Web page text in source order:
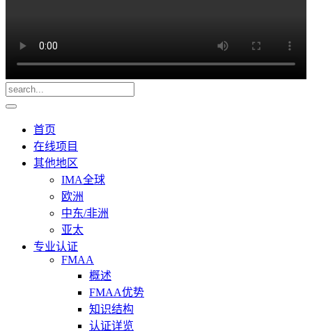
首页
在线项目
其他地区
IMA全球
欧洲
中东/非洲
亚太
专业认证
FMAA
概述
FMAA优势
知识结构
认证详览